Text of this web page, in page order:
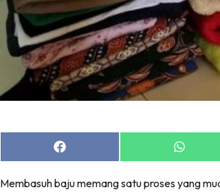
Share
on
Share
on
Membasuh baju memang satu proses yang